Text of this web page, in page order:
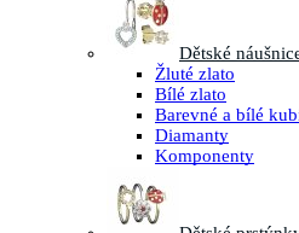
Dětské
Žluté zlato
Bílé zlato
Barevné a bílé
Diamanty
Komponenty